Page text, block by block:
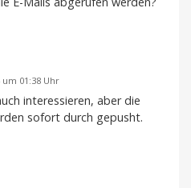
um 01:38 Uhr
interessieren, aber die
sofort durch gepusht.